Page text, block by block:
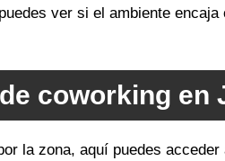
ver si el ambiente encaja
coworking en
la zona, aquí puedes acceder